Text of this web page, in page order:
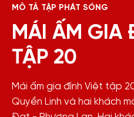
MÔ TẢ TẬP PHÁT SÓNG
MÁI ẤM GIA
TẬP 20
Mái ấm gia đình Việt tập
Quyền Linh và hai khách